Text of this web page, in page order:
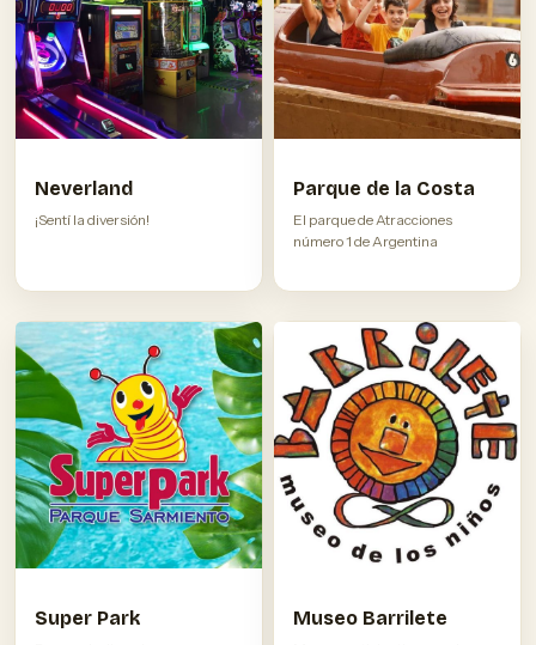
Neverland
¡Sentí la diversión!
Parque de la Costa
El parque de Atracciones
número 1 de Argentina
Super Park Museo Barrilete